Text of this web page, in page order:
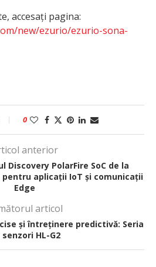
accesați pagina:
new/ezurio/ezurio-sona-
0
anterior
Discovery PolarFire SoC de la
aplicații IoT și comunicații
Edge
articol
și întreținere predictivă: Seria
senzori HL-G2